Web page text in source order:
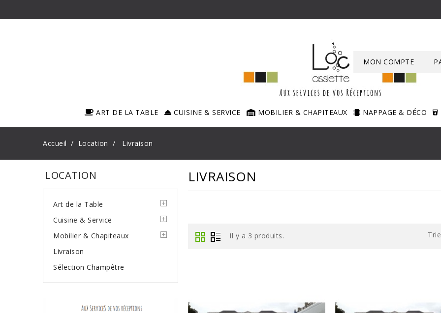
MON COMPTE
ART DE LA TABLE CUISINE & SERVICE MOBILIER & CHAPITEAUX NAPPAGE & DÉCO
Accueil Location Livraison
LOCATION
Art de la Table
Cuisine & Service
Mobilier & Chapiteaux
Livraison
Sélection Champêtre
LIVRAISON
Il y a 3 produits.